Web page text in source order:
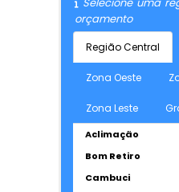
orçamento
Região Central
Zona Oeste
Zona Leste
Aclimação
Bom Retiro
Cambuci